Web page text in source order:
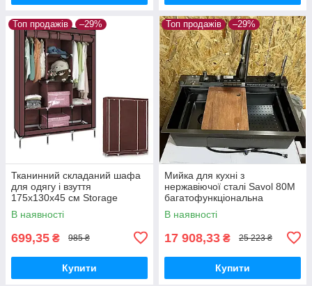
Топ продажів –29%
Тканинний складаний шафа
для одягу і взуття
175х130х45 см Storage
Wardrobe 88130 AN
В наявності
699,35 ₴ 985 ₴
Купити
Топ продажів –29%
Мийка для кухні з
нержавіючої сталі Savol 80М
багатофункціональна
кухонна мийка
В наявності
17 908,33 ₴ 25 223 ₴
Купити